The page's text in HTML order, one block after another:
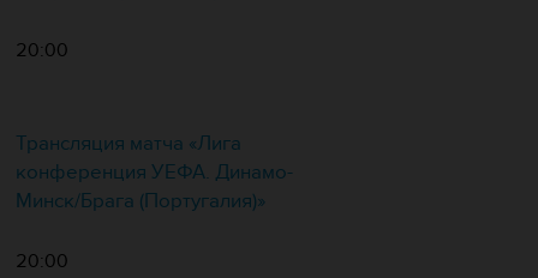
20:00
Трансляция матча «Лига
конференция УЕФА. Динамо-
Минск/Брага (Португалия)»
20:00